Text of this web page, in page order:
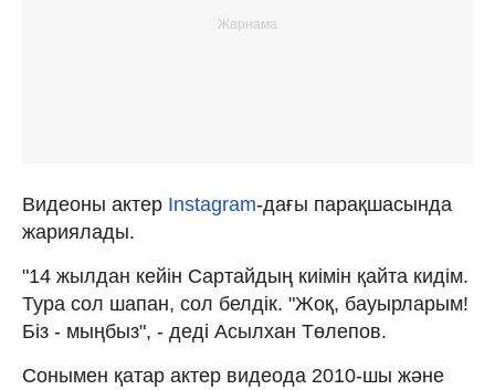
Видеоны актер Instagram-дағы парақшасында
жариялады.
"14 жылдан кейін Сартайдың киімін қайта кидім.
Тура сол шапан, сол белдік. "Жоқ, бауырларым!
Біз - мыңбыз", - деді Асылхан Төлепов.
Сонымен қатар актер видеода 2010-шы және